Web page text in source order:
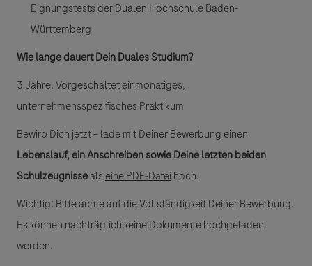
Eignungstests der Dualen Hochschule Baden-
Württemberg
Wie lange dauert Dein Duales Studium?
3 Jahre. Vorgeschaltet einmonatiges,
unternehmensspezifisches Praktikum
Bewirb Dich jetzt – lade mit Deiner Bewerbung einen
Lebenslauf, ein Anschreiben sowie Deine letzten beiden
Schulzeugnissealseine PDF-Datei hoch.
Wichtig: Bitte achte auf die Vollständigkeit Deiner Bewerbung.
Es können nachträglich keine Dokumente hochgeladen
werden.